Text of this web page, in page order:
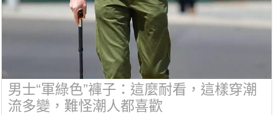
男士“軍綠色”褲子：這麼耐看，這樣穿潮
流多變，難怪潮人都喜歡